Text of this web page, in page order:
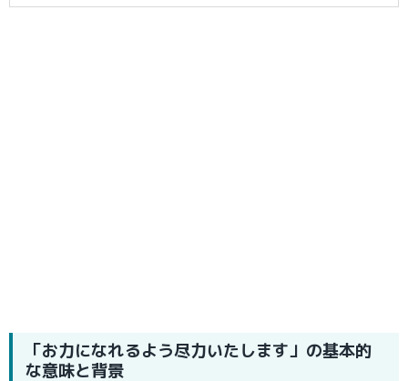
「お力になれるよう尽力いたします」の基本的
な意味と背景